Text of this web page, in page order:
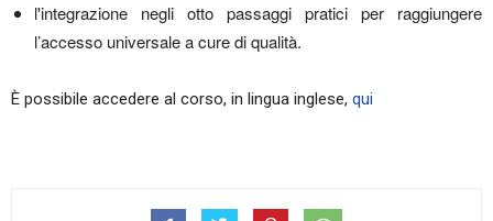
l'integrazione negli otto passaggi pratici per raggiungere
l’accesso universale a cure di qualità.
È possibile accedere al corso, in lingua inglese, qui